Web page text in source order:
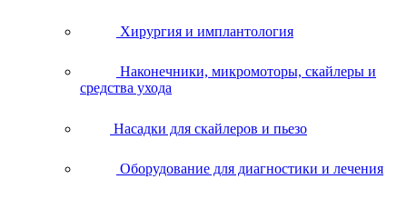
Хирургия и имплантология
Наконечники, микромоторы, скайлеры и
средства ухода
Насадки для скайлеров и пьезо
Оборудование для диагностики и лечения